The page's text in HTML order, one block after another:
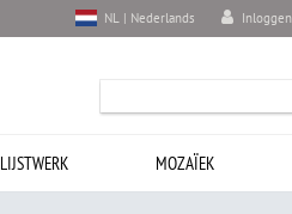
Inloggen
NL | Nederlands
LIJSTWERK MOZAÏEK